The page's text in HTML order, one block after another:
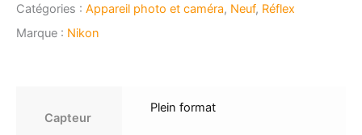
Catégories : Appareil photo et caméra, Neuf, Réflex
Marque : Nikon
Capteur
Plein format